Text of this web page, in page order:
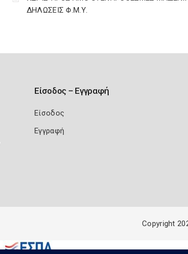
ΔΗΛΩΣΕΙΣ Φ.Μ.Υ.
Είσοδος – Εγγραφή
Είσοδος
Εγγραφή
Copyright